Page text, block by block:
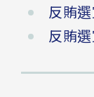
反賄
反賄